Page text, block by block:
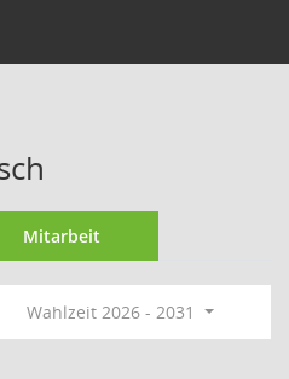
Mitarbeit
Wahlzeit 2026 - 2031